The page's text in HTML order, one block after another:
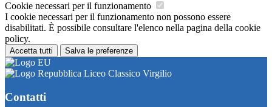
Cookie necessari per il funzionamento
I cookie necessari per il funzionamento non possono essere
disabilitati. È possibile consultare l'elenco nella pagina della cookie
policy.
Accetta tutti Salva le preferenze
Liceo Classico Virgilio
Contatti